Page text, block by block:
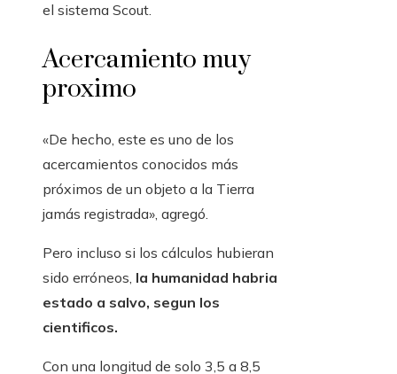
el sistema Scout.
Acercamiento muy
proximo
«De hecho, este es uno de los
acercamientos conocidos más
próximos de un objeto a la Tierra
jamás registrada», agregó.
Pero incluso si los cálculos hubieran
sido erróneos, la humanidad habria
estado a salvo, segun los
cientificos.
Con una longitud de solo 3,5 a 8,5